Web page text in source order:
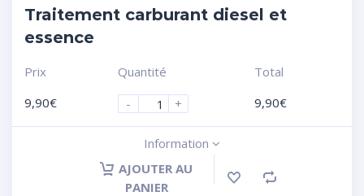
Traitement carburant diesel et
essence
Prix
9,90€
Quantité
-
+
Total
9,90€
Information
AJOUTER AU
PANIER